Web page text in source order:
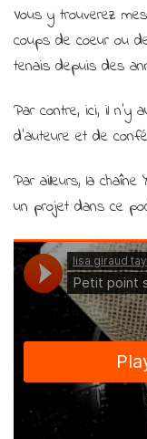
Vous y trouverez
coups de coeur ou
tenais depuis des
Par contre, ici, il n’y
d’auteure et de
Par ailleurs, la
un projet dans ce